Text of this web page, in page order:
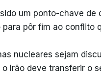
um ponto-chave de
para pôr fim ao
nucleares sejam
Irão deve transferir o